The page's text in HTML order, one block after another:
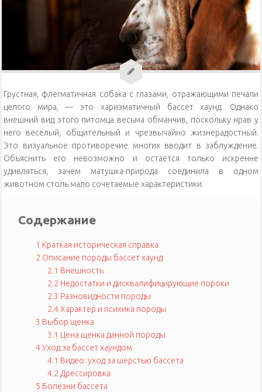
Уход за кошками
Уход за собаками
Физиология кошек
Грустная, флегматичная собака с глазами, отражающими печали
целого мира, — это харизматичный бассет хаунд. Однако
внешний вид этого питомца весьма обманчив, поскольку нрав у
него весёлый, общительный и чрезвычайно жизнерадостный.
Это визуальное противоречие многих вводит в заблуждение.
Объяснить его невозможно и остаётся только искренне
удивляться, зачем матушка-природа соединила в одном
животном столь мало сочетаемые характеристики.
Содержание
1 Краткая историческая справка
2 Описание породы бассет хаунд
2.1 Внешность
2.2 Недостатки и дисквалифицирующие пороки
2.3 Разновидности породы
2.4Характер и психика породы
3 Выбор щенка
3.1 Цена щенка данной породы
4Уход за бассет хаундом
4.1 Видео: уход за шерстью бассета
4.2Дрессировка
5 Болезни бассета